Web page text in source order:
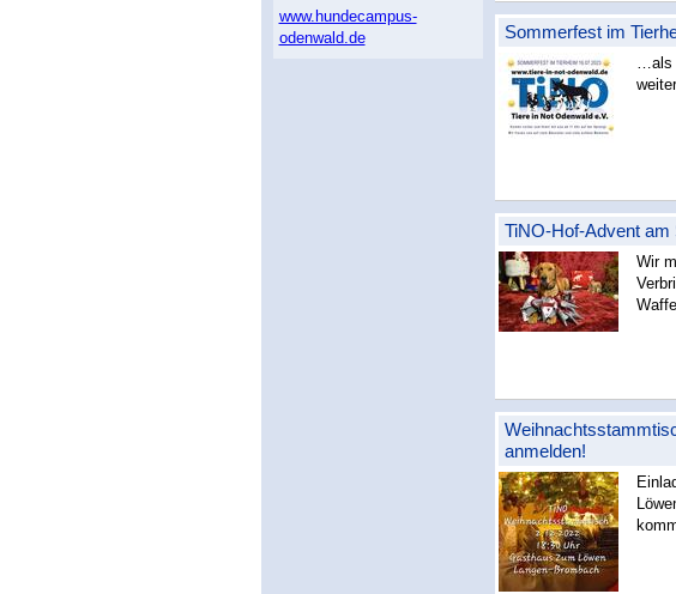
www.hundecampus-
odenwald.de
Sommerfest im
…als
TiNO-Hof-Advent am
Wir
anmelden!